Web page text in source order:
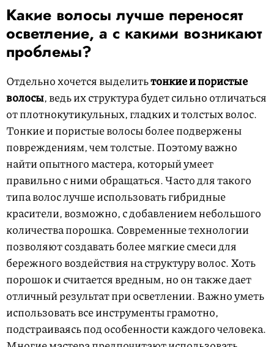
Какие волосы лучше переносят
осветление, а с какими возникают
проблемы?
Отдельно хочется выделитьтонкие и пористые
волосы, ведь их структура будет сильно отличаться
от плотнокутикульных, гладких и толстых волос.
Тонкие и пористые волосы более подвержены
повреждениям, чем толстые. Поэтому важно
найти опытного мастера, который умеет
правильно с ними обращаться. Часто для такого
типа волос лучше использовать гибридные
красители, возможно, с добавлением небольшого
количества порошка. Современные технологии
позволяют создавать более мягкие смеси для
бережного воздействия на структуру волос. Хоть
порошок и считается вредным, но он также дает
отличный результат при осветлении. Важно уметь
использовать все инструменты грамотно,
подстраиваясь под особенности каждого человека.